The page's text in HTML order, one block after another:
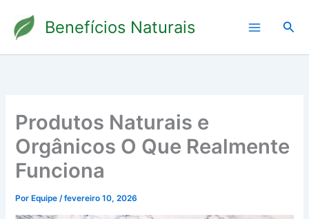
para
conteúdo
Benefícios Naturais
Produtos Naturais e
Orgânicos O Que Realmente
Funciona
Por Equipe/fevereiro 10, 2026